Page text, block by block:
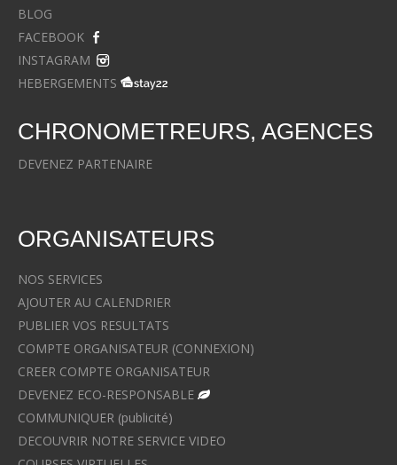
BLOG
FACEBOOK
INSTAGRAM
HEBERGEMENTS
CHRONOMETREURS, AGENCES
DEVENEZ PARTENAIRE
ORGANISATEURS
NOS SERVICES
AJOUTER AU CALENDRIER
PUBLIER VOS RESULTATS
COMPTE ORGANISATEUR (CONNEXION)
CREER COMPTE ORGANISATEUR
DEVENEZ ECO-RESPONSABLE
COMMUNIQUER (publicité)
DECOUVRIR NOTRE SERVICE VIDEO